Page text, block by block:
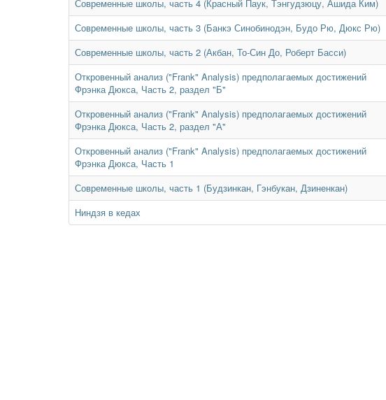
Современные школы, часть 4 (Красный Паук, Тэнгудзюцу, Ашида Ким)
Современные школы, часть 3 (Банкэ Синобинодэн, Будо Рю, Дюкс Рю)
Современные школы, часть 2 (Акбан, То-Син До, Роберт Басси)
Откровенный анализ ("Frank" Analysis) предполагаемых достижений
Фрэнка Дюкса, Часть 2, раздел "Б"
Откровенный анализ ("Frank" Analysis) предполагаемых достижений
Фрэнка Дюкса, Часть 2, раздел "А"
Откровенный анализ ("Frank" Analysis) предполагаемых достижений
Фрэнка Дюкса, Часть 1
Современные школы, часть 1 (Будзинкан, Гэнбукан, Дзиненкан)
Ниндзя в кедах